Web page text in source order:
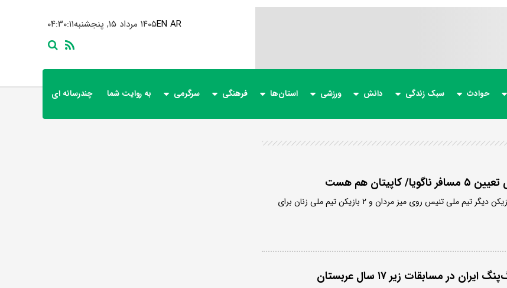
۰۴:۳۰:۱۲ ۱۴۰۵ مرداد ۱۵, پنجشنبهEN AR
حوادث سبک زندگی دانش ورزشی استان‌ها فرهنگی سرگرمی به روایت شما چندرسانه ای
به غیر از نوشاد عالمیان، ترکیب ۳ بازیکن دیگر تیم ملی تنیس روی میز مردان و ۲ بازیکن تیم ملی زنان برای